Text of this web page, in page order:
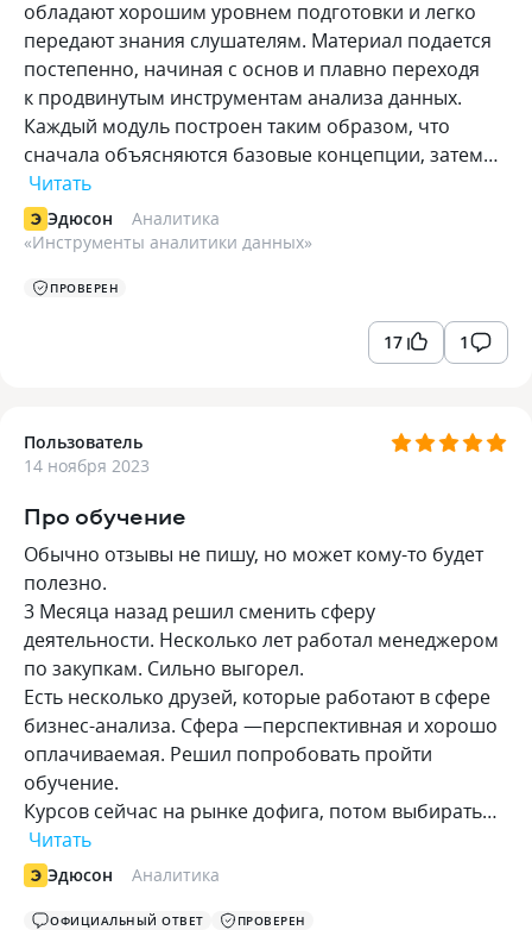
обладают хорошим уровнем подготовки и легко
передают знания слушателям. Материал подается
постепенно, начиная с основ и плавно переходя
к продвинутым инструментам анализа данных.
Каждый модуль построен таким образом, что
сначала объясняются базовые концепции, затем…
Читать
Эдюсон
Аналитика
«Инструменты аналитики данных»
ПРОВЕРЕН
17 1
Пользователь
14 ноября 2023
Про обучение
Обычно отзывы не пишу, но может кому-то будет
полезно.
3 Месяца назад решил сменить сферу
деятельности. Несколько лет работал менеджером
по закупкам. Сильно выгорел.
Есть несколько друзей, которые работают в сфере
бизнес-анализа. Сфера —перспективная и хорошо
оплачиваемая. Решил попробовать пройти
обучение.
Курсов сейчас на рынке дофига, потом выбирать…
Читать
Эдюсон Аналитика
ОФИЦИАЛЬНЫЙ ОТВЕТ ПРОВЕРЕН